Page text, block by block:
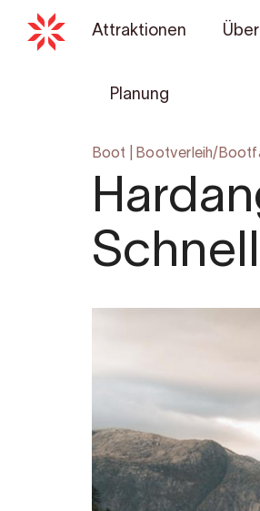
Attraktionen
Planung
Boot Bootverleih/